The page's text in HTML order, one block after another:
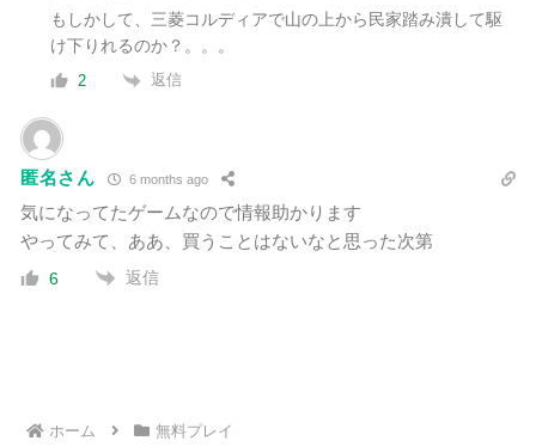
もしかして、三菱コルディアで山の上から民家踏み潰して駆
け下りれるのか？。。。
2 返信
匿名さん 6 months ago
気になってたゲームなので情報助かります
やってみて、ああ、買うことはないなと思った次第
6 返信
ホーム 無料プレイ